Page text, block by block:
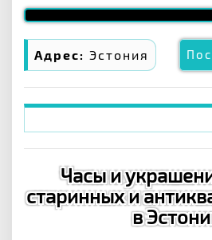
Адрес: Эстония
Часы и
старинных и
в